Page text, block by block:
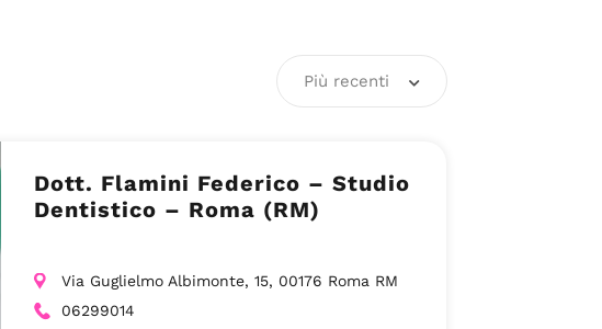
Più recenti
Dott. Flamini Federico – Studio
Dentistico – Roma (RM)
Via Guglielmo Albimonte, 15, 00176 Roma RM
06299014